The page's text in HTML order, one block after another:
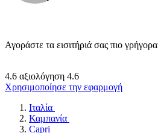
Αγοράστε τα εισιτήριά σας πιο γρήγορα
4.6 αξιολόγηση 4.6
Χρησιμοποίησε την εφαρμογή
Ιταλία
Καμπανία
Capri